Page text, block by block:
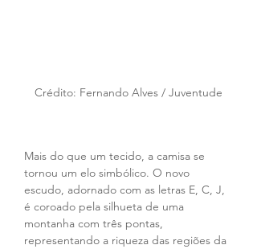
Crédito: Fernando Alves / Juventude
Mais do que um tecido, a camisa se
tornou um elo simbólico. O novo
escudo, adornado com as letras E, C, J,
é coroado pela silhueta de uma
montanha com três pontas,
representando a riqueza das regiões da